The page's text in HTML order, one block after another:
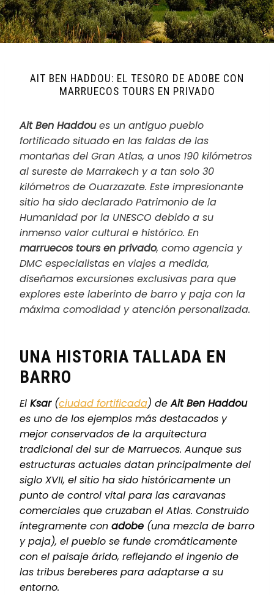
AIT BEN HADDOU: EL TESORO DE ADOBE CON
MARRUECOS TOURS EN PRIVADO
Ait Ben Haddoues un antiguo pueblo
fortificado situado en las faldas de las
montañas del Gran Atlas, a unos 190 kilómetros
al sureste de Marrakech y a tan solo 30
kilómetros de Ouarzazate. Este impresionante
sitio ha sido declarado Patrimonio de la
Humanidad por la UNESCO debido a su
inmenso valor cultural e histórico. En
marruecos tours en privado, como agencia y
DMC especialistas en viajes a medida,
diseñamos excursiones exclusivas para que
explores este laberinto de barro y paja con la
máxima comodidad y atención personalizada.
UNA HISTORIA TALLADA EN
BARRO
El Ksar(ciudad fortificada) deAit Ben Haddou
es uno de los ejemplos más destacados y
mejor conservados de la arquitectura
tradicional del sur de Marruecos. Aunque sus
estructuras actuales datan principalmente del
siglo XVII, el sitio ha sido históricamente un
punto de control vital para las caravanas
comerciales que cruzaban el Atlas. Construido
íntegramente con adobe (una mezcla de barro
y paja), el pueblo se funde cromáticamente
con el paisaje árido, reflejando el ingenio de
las tribus bereberes para adaptarse a su
entorno.